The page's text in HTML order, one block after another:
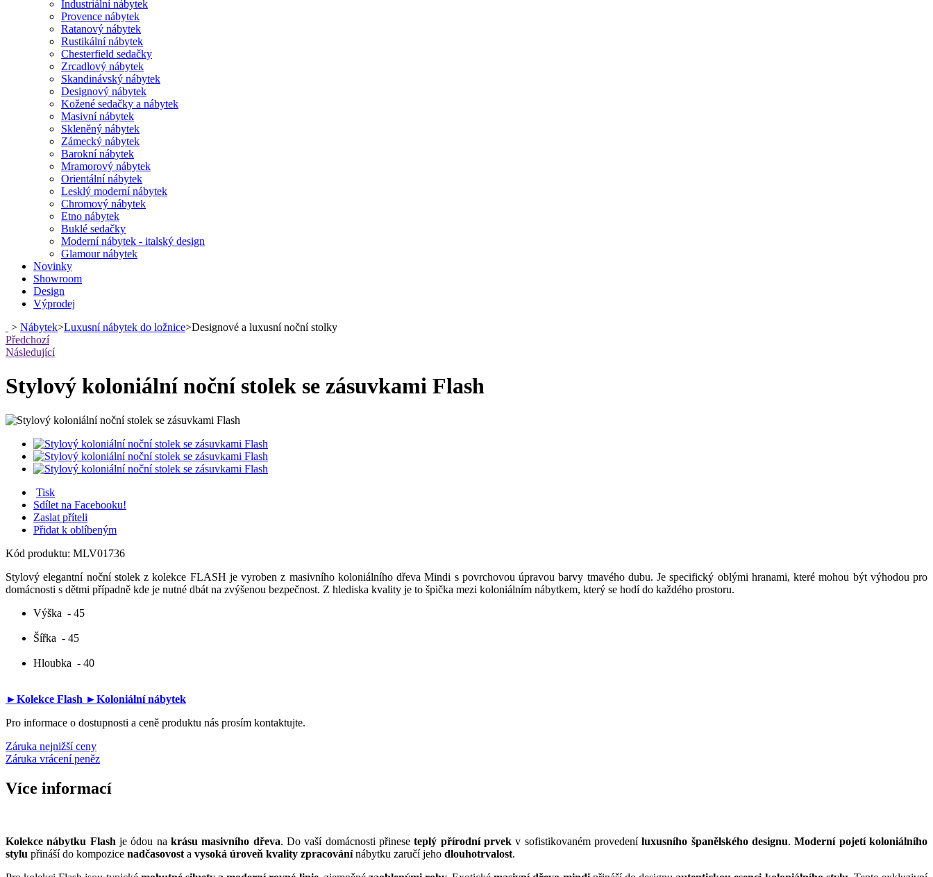
Industriální nábytek
Provence nábytek
Ratanový nábytek
Rustikální nábytek
Chesterfield sedačky
Zrcadlový nábytek
Skandinávský nábytek
Designový nábytek
Kožené sedačky a nábytek
Masivní nábytek
Skleněný nábytek
Zámecký nábytek
Barokní nábytek
Mramorový nábytek
Orientální nábytek
Lesklý moderní nábytek
Chromový nábytek
Etno nábytek
Buklé sedačky
Moderní nábytek - italský design
Glamour nábytek
Novinky
Showroom
Design
Výprodej
> Nábytek>Luxusní nábytek do ložnice>Designové a luxusní noční stolky
Předchozí
Následující
Stylový koloniální noční stolek se zásuvkami Flash
Tisk
Sdílet na Facebooku!
Zaslat příteli
Přidat k oblíbeným
Kód produktu: MLV01736
Stylový elegantní noční stolek z kolekce FLASH je vyroben z masivního koloniálního dřeva Mindi s povrchovou úpravou barvy tmavého dubu. Je specifický oblými hranami, které mohou být výhodou pro
domácnosti s dětmi případně kde je nutné dbát na zvýšenou bezpečnost. Z hlediska kvality je to špička mezi koloniálním nábytkem, který se hodí do každého prostoru.
Výška - 45
Šířka - 45
Hloubka - 40
►Kolekce Flash ►Koloniální nábytek
Pro informace o dostupnosti a ceně produktu nás prosím kontaktujte.
Záruka nejnižší ceny
Záruka vrácení peněz
Více informací
Kolekce nábytku Flash je ódou nakrásu masivního dřeva. Do vaší domácnosti přineseteplý přírodní prvek v sofistikovaném provedeníluxusního španělského designu.Moderní pojetí koloniálního
stylu přináší do kompozice nadčasovost a vysoká úroveň kvality zpracovánínábytku zaručí jeho dlouhotrvalost.